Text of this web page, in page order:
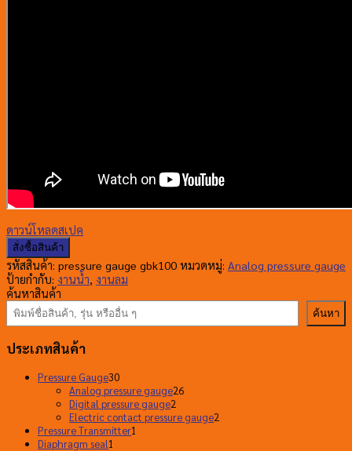
ดาวน์โหลดสเปค
สั่งซื้อสินค้า
รหัสสินค้า: pressure gauge gbk100 หมวดหมู่: Analog pressure gauge
ป้ายกำกับ: งานน้ำ, งานลม
ค้นหาสินค้า
ค้นหา
ประเภทสินค้า
Pressure Gauge3030
สินค้า
Analog pressure gauge2626
Digital pressure gauge2
สินค้า
Electric contact pressure gauge2
Pressure Transmitter1
Diaphragm seal1